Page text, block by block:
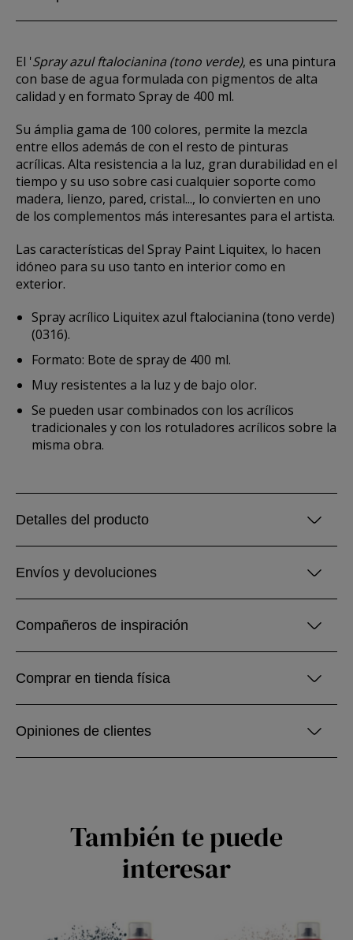
El 'Spray azul ftalocianina (tono verde), es una pintura
con base de agua formulada con pigmentos de alta
calidad y en formato Spray de 400 ml.
Su ámplia gama de 100 colores, permite la mezcla
entre ellos además de con el resto de pinturas
acrílicas. Alta resistencia a la luz, gran durabilidad en el
tiempo y su uso sobre casi cualquier soporte como
madera, lienzo, pared, cristal..., lo convierten en uno
de los complementos más interesantes para el artista.
Las características del Spray Paint Liquitex, lo hacen
idóneo para su uso tanto en interior como en
exterior.
Spray acrílico Liquitex azul ftalocianina (tono verde)
(0316).
Formato: Bote de spray de 400 ml.
Muy resistentes a la luz y de bajo olor.
Se pueden usar combinados con los acrílicos
tradicionales y con los rotuladores acrílicos sobre la
misma obra.
Detalles del producto
Envíos y devoluciones
Compañeros de inspiración
Comprar en tienda física
Opiniones de clientes
También te puede
interesar